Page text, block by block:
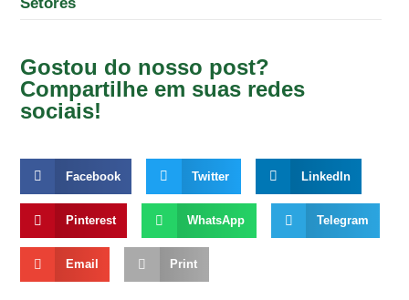
Gostou do nosso post?
Compartilhe em suas redes
sociais!
Facebook Twitter LinkedIn
Pinterest WhatsApp Telegram
Email Print